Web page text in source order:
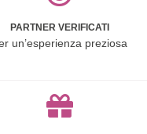
PARTNER VERIFICATI
un’esperienza preziosa